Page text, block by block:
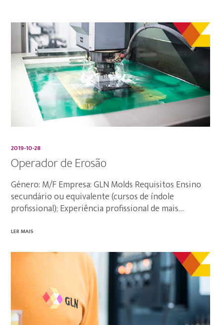
2019-10-28
Operador de Erosão
Género: M/F Empresa: GLN Molds Requisitos Ensino
secundário ou equivalente (cursos de índole
profissional); Experiência profissional de mais…
LER MAIS